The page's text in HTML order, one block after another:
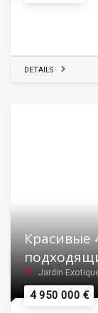
DETAILS
4 950 000 €
Красивые
Jardin